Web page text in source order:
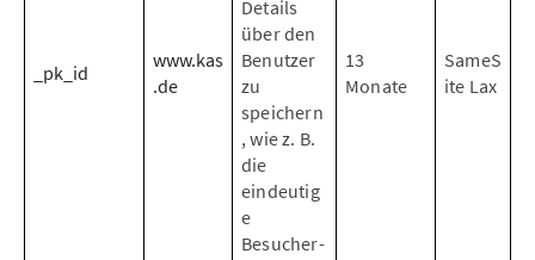
_pk_id
www.kas
.de
Details
über den
Benutzer
zu
speichern
, wie z. B.
die
eindeutig
e
Besucher-
13
Monate
SameS
ite Lax